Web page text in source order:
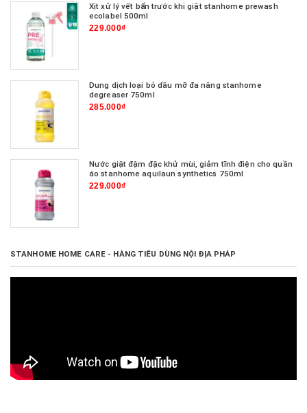
Xịt xử lý vết bẩn trước khi giặt stanhome prewash
ecolabel 500ml
229.000₫
Dung dịch loại bỏ dầu mỡ đa năng stanhome
degreaser 750ml
285.000₫
Nước giặt đậm đặc khử mùi, giảm tĩnh điện cho quần
áo stanhome aquilaun synthetics 750ml
229.000₫
STANHOME HOME CARE - HÀNG TIÊU DÙNG NỘI ĐỊA PHÁP